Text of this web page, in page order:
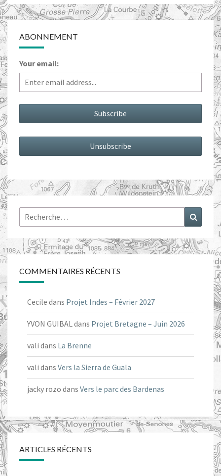
ABONNEMENT
Your email:
Rechercher :
COMMENTAIRES RÉCENTS
Cecile dans Projet Indes – Février 2027
YVON GUIBALdans Projet Bretagne – Juin 2026
vali dans La Brenne
vali dans Vers la Sierra de Guala
jacky rozo dans Vers le parc des Bardenas
ARTICLES RÉCENTS